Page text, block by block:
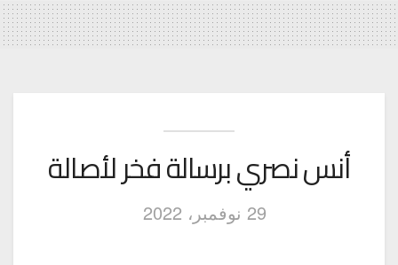
أنس نصري برسالة فخر لأصالة
29 نوفمبر، 2022